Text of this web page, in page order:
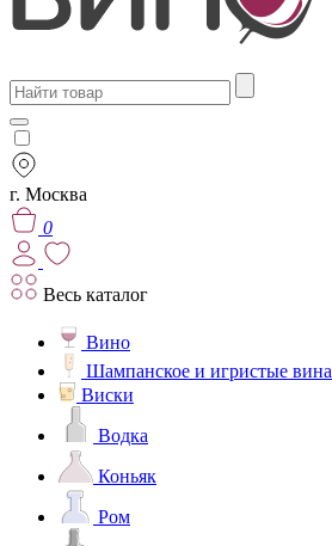
г. Москва
0
Весь каталог
Вино
Шампанское и игристые вина
Виски
Водка
Коньяк
Ром